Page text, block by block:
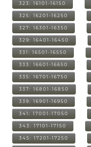
323: 16101-16150
325: 16201-16250
327: 16301-16350
329: 16401-16450
331: 16501-16550
333: 16601-16650
335: 16701-16750
337: 16801-16850
339: 16901-16950
341: 17001-17050
343: 17101-17150
345: 17201-17250